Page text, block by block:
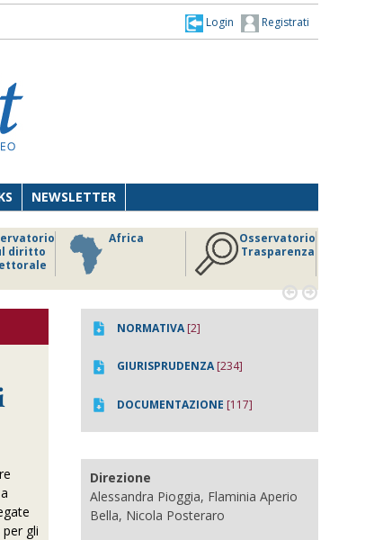
Registrati
Login
NEWSLETTER
diritto
Africa
Osservatorio
Trasparenza
 
gli
NORMATIVA[2]
GIURISPRUDENZA[234]
DOCUMENTAZIONE [117]
Direzione
Alessandra Pioggia, Flaminia Aperio
Bella, Nicola Posteraro